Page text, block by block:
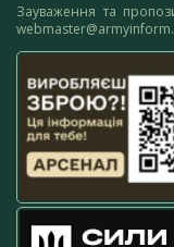
Зауваження та